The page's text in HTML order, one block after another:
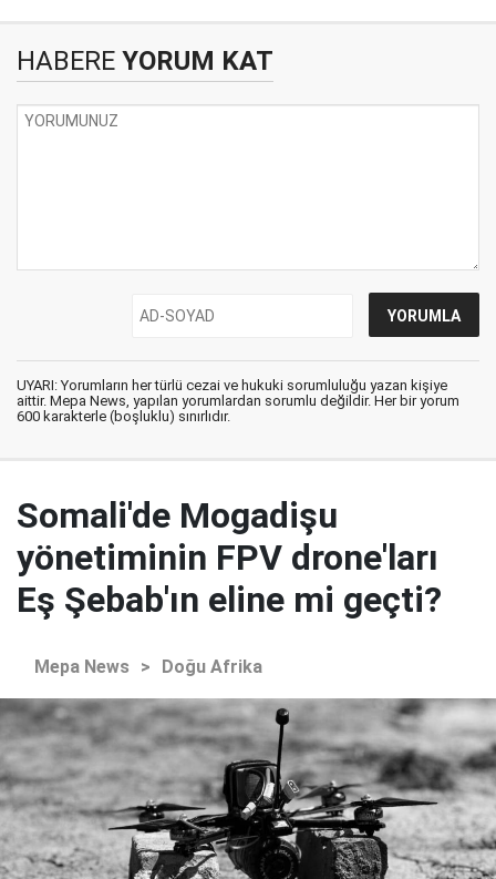
HABERE YORUM KAT
UYARI: Yorumların her türlü cezai ve hukuki sorumluluğu yazan kişiye
aittir. Mepa News, yapılan yorumlardan sorumlu değildir. Her bir yorum
600 karakterle (boşluklu) sınırlıdır.
Somali'de Mogadişu
yönetiminin FPV drone'ları
Eş Şebab'ın eline mi geçti?
Mepa News > Doğu Afrika